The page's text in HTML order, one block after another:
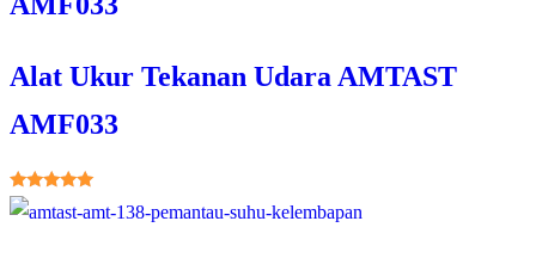
Alat Ukur Tekanan Udara AMTAST
AMF033
★★★★★